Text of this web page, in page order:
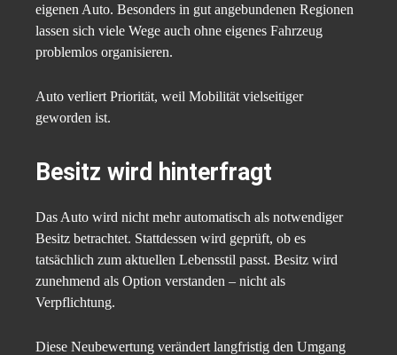
eigenen Auto. Besonders in gut angebundenen Regionen
lassen sich viele Wege auch ohne eigenes Fahrzeug
problemlos organisieren.
Auto verliert Priorität, weil Mobilität vielseitiger
geworden ist.
Besitz wird hinterfragt
Das Auto wird nicht mehr automatisch als notwendiger
Besitz betrachtet. Stattdessen wird geprüft, ob es
tatsächlich zum aktuellen Lebensstil passt. Besitz wird
zunehmend als Option verstanden – nicht als
Verpflichtung.
Diese Neubewertung verändert langfristig den Umgang